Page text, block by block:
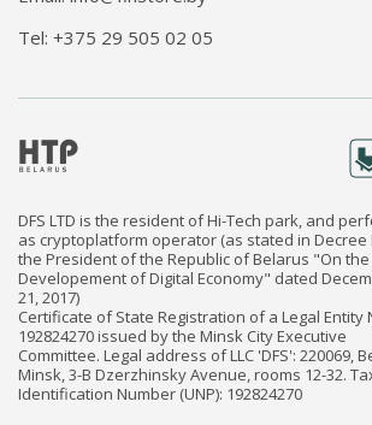
Tel: +375 29 505 02 05
DFS LTD is the resident of Hi-Tech park, and
as cryptoplatform operator (as stated in Decree
the President of the Republic of Belarus "On the
Developement of Digital Economy" dated
21, 2017)
Certificate of State Registration of a Legal Entity
192824270 issued by the Minsk City Executive
Committee. Legal address of LLC 'DFS': 220069,
Minsk, 3-B Dzerzhinsky Avenue, rooms 12-32.
Identification Number (UNP): 192824270